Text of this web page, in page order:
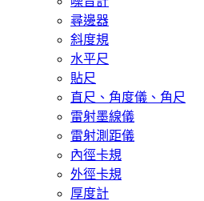
尋邊器
斜度規
水平尺
貼尺
直尺、角度儀、角尺
雷射墨線儀
雷射測距儀
內徑卡規
外徑卡規
厚度計